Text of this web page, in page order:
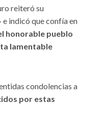
reiteró su
indicó que confía en
honorable pueblo
lamentable
condolencias a
por estas